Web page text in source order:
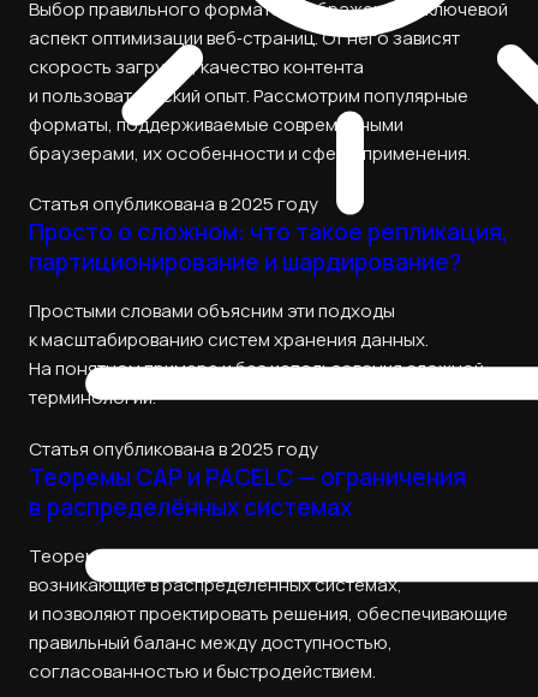
Выбор правильного формата изображения — ключевой
аспект оптимизации веб‑страниц. От него зависят
скорость загрузки, качество контента
и пользовательский опыт. Рассмотрим популярные
форматы, поддерживаемые современными
браузерами, их особенности и сферы применения.
Статья опубликована в 2025 году
Просто о сложном: что такое репликация,
партиционирование и шардирование?
Простыми словами объясним эти подходы
к масштабированию систем хранения данных.
На понятном примере и без использования сложной
терминологии.
Статья опубликована в 2025 году
Теоремы CAP и PACELC — ограничения
в распределённых системах
Теоремы CAP и PACELC объясняют ограничения,
возникающие в распределённых системах,
и позволяют проектировать решения, обеспечивающие
правильный баланс между доступностью,
согласованностью и быстродействием.